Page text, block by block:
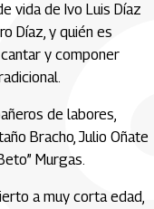
vida de Ivo Luis Díaz
Díaz, y quién es
y componer
de labores,
Bracho, Julio Oñate
Murgas.
a muy corta edad,